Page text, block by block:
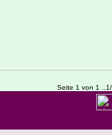
Seite 1 von 1